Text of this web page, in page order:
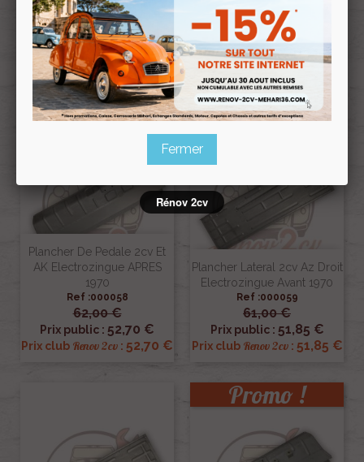
1970
Ref :000033
61,00 €
Prix public :51,85 €
Prix clubRenov 2cv:51,85 €
Ref :000057
61,00 €
Prix public :51,85 €
Prix clubRenov 2cv:51,85 €
Plancher De Pedale 2cv Et
AK Electrozingue APRES
1970
Ref :000058
62,00 €
Prix public : 52,70 €
Prix club Renov 2cv : 52,70 €
Promo !
Plancher Lateral 2cv Az Droit
Electrozingue Avant 1970
Ref :000059
61,00 €
Prix public : 51,85 €
Prix club Renov 2cv: 51,85 €
Promo !
Fermer
Rénov 2cv